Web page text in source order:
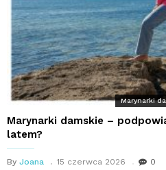
Marynarki
Marynarki damskie –
latem?
By Joana 15 czerwca 2026 0